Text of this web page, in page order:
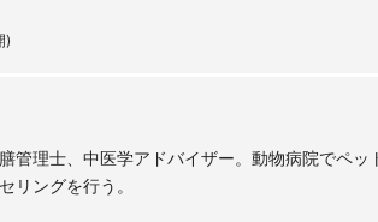
)
管理士、中医学アドバイザー。動物病院でペッ
リングを行う。